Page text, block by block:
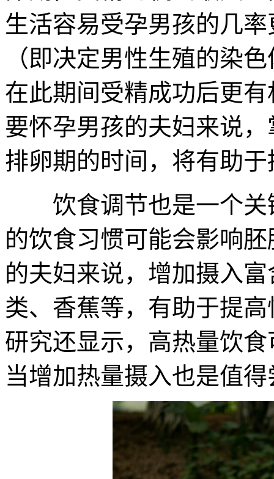
生活容易受孕男孩的几
（即决定男性生殖的染
在此期间受精成功后更
要怀孕男孩的夫妇来说
排卵期的时间，将有助
饮食调节也是一个关
的饮食习惯可能会影响
的夫妇来说，增加摄入
类、香蕉等，有助于提
研究还显示，高热量饮
当增加热量摄入也是值